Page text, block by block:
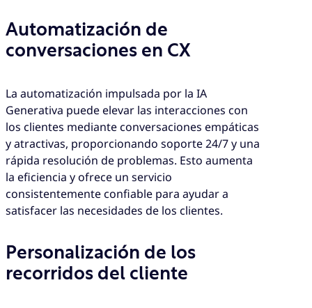
Automatización de
conversaciones en CX
La automatización impulsada por la IA
Generativa puede elevar las interacciones con
los clientes mediante conversaciones empáticas
y atractivas, proporcionando soporte 24/7 y una
rápida resolución de problemas. Esto aumenta
la eficiencia y ofrece un servicio
consistentemente confiable para ayudar a
satisfacer las necesidades de los clientes.
Personalización de los
recorridos del cliente